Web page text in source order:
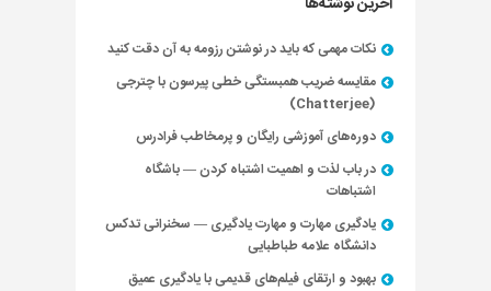
نکات مهمی که باید در نوشتن رزومه به آن دقت کنید
مقایسه ضریب همبستگی خطی پیرسون با چترجی
(Chatterjee)
دوره‌های آموزشی رایگان و پرمخاطب فرادرس
در باب لذت و اهمیت اشتباه کردن — باشگاه
اشتباهات
یادگیری مهارت و مهارت یادگیری — سخنرانی تدکس
دانشگاه علامه طباطبایی
بهبود و ارتقای فیلم‌های قدیمی با یادگیری عمیق